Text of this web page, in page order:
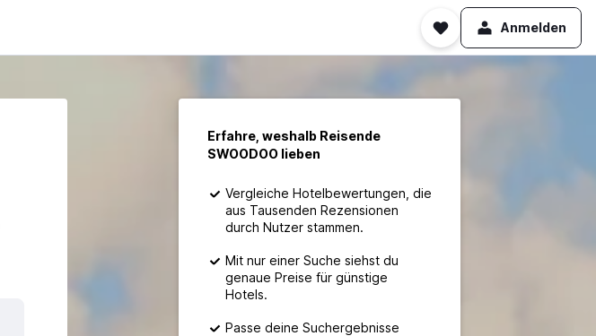
Anmelden
Erfahre, weshalb Reisende
SWOODOO lieben
Vergleiche Hotelbewertungen, die
aus Tausenden Rezensionen
durch Nutzer stammen.
Mit nur einer Suche siehst du
genaue Preise für günstige
Hotels.
Passe deine Suchergebnisse